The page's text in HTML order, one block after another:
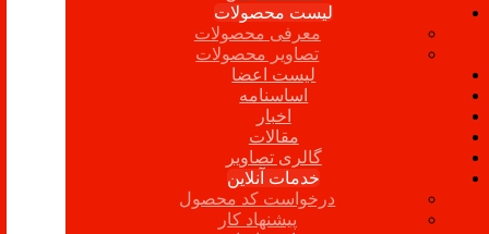
لیست محصولات
معرفی محصولات
تصاویر محصولات
لیست اعضا
اساسنامه
اخبار
مقالات
گالری تصاویر
خدمات آنلاین
درخواست کد محصول
پیشنهاد کار